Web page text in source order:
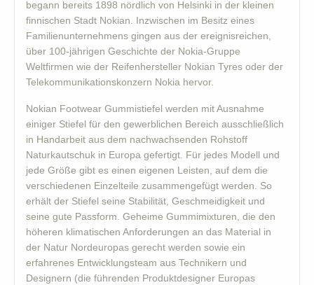
begann bereits 1898 nördlich von Helsinki in der kleinen
finnischen Stadt Nokian. Inzwischen im Besitz eines
Familienunternehmens gingen aus der ereignisreichen,
über 100-jährigen Geschichte der Nokia-Gruppe
Weltfirmen wie der Reifenhersteller Nokian Tyres oder der
Telekommunikationskonzern Nokia hervor.
Nokian Footwear Gummistiefel werden mit Ausnahme
einiger Stiefel für den gewerblichen Bereich ausschließlich
in Handarbeit aus dem nachwachsenden Rohstoff
Naturkautschuk in Europa gefertigt. Für jedes Modell und
jede Größe gibt es einen eigenen Leisten, auf dem die
verschiedenen Einzelteile zusammengefügt werden. So
erhält der Stiefel seine Stabilität, Geschmeidigkeit und
seine gute Passform. Geheime Gummimixturen, die den
höheren klimatischen Anforderungen an das Material in
der Natur Nordeuropas gerecht werden sowie ein
erfahrenes Entwicklungsteam aus Technikern und
Designern (die führenden Produktdesigner Europas